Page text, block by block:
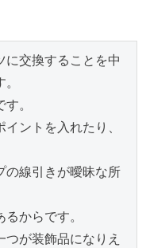
に交換することを中
。
ントを入れたり、
の線引きが曖昧な所
からです。
が装飾品になりえ